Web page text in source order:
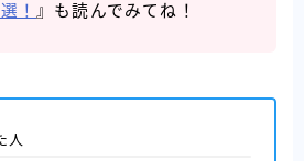
！
』も読んでみてね！
人